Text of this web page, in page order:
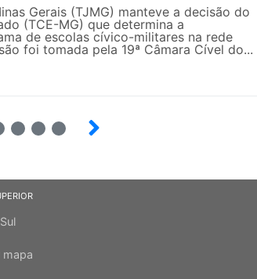
Gerais (TJMG) manteve a decisão do
(TCE-MG) que determina a
de escolas cívico-militares na rede
foi tomada pela 19ª Câmara Cível do...
mapa